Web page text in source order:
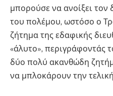
μπορούσε να ανοίξει τον
του πολέμου, ωστόσο ο
ζήτημα της εδαφικής
«άλυτο», περιγράφοντάς
δύο πολύ ακανθώδη
να μπλοκάρουν την